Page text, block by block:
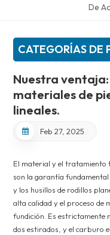
한국의
De
CATEGORÍAS DE
Nuestra
materiales de
lineales.
Feb 27, 2025
El material y el tratamiento
son la garantía
y los husillos de rodillos
alta calidad y el proceso de
fundición. Es estrictamente
dos estirados, y el carburo